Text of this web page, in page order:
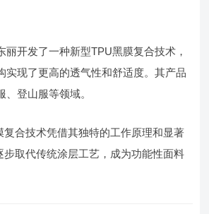
丽开发了一种新型TPU黑膜复合技术，
实现了更高的透气性和舒适度。其产品
、登山服等领域。
复合技术凭借其独特的工作原理和显著
步取代传统涂层工艺，成为功能性面料